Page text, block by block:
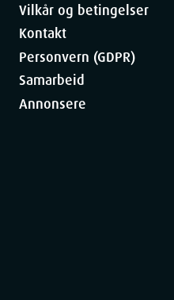
Vilkår og betingelser
Kontakt
Personvern (GDPR)
Samarbeid
Annonsere